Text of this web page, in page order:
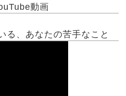
動画
る、あなたの苦手なこと